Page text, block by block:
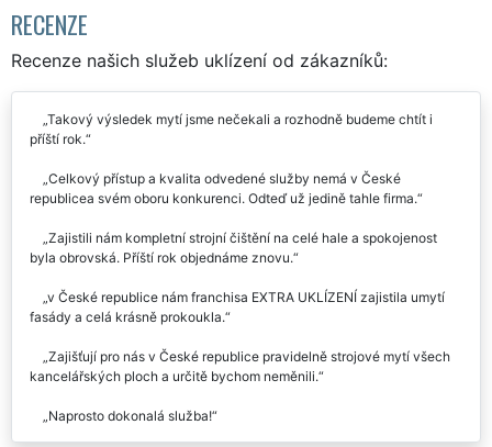
RECENZE
Recenze našich služeb uklízení od zákazníků:
Takový výsledek mytí jsme nečekali a rozhodně budeme chtít i
příští rok.
Celkový přístup a kvalita odvedené služby nemá v České
republicea svém oboru konkurenci. Odteď už jedině tahle firma.
Zajistili nám kompletní strojní čištění na celé hale a spokojenost
byla obrovská. Příští rok objednáme znovu.
v České republice nám franchisa EXTRA UKLÍZENÍ zajistila umytí
fasády a celá krásně prokoukla.
Zajišťují pro nás v České republice pravidelně strojové mytí všech